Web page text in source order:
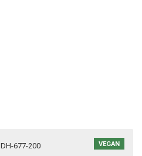
VEGAN
DH-677-200